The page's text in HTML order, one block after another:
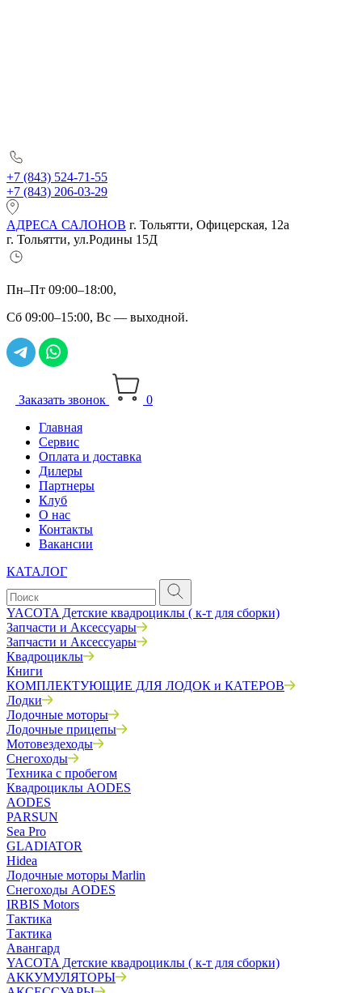
+7 (843) 524-71-55
+7 (843) 206-03-29
АДРЕСА САЛОНОВ г. Тольятти, Офицерская, 12а
г. Тольятти, ул.Родины 15Д
Пн–Пт 09:00–18:00,
Сб 09:00–15:00, Вс — выходной.
Заказать звонок
0
Главная
Сервис
Оплата и доставка
Дилеры
Партнеры
Клуб
О нас
Контакты
Вакансии
КАТАЛОГ
YACOTA Детские квадроциклы ( к-т для сборки)
Запчасти и Аксессуары
Запчасти и Аксессуары
Квадроциклы
Книги
КОМПЛЕКТУЮЩИЕ ДЛЯ ЛОДОК и КАТЕРОВ
Лодки
Лодочные моторы
Лодочные прицепы
Мотовездеходы
Снегоходы
Техника с пробегом
Квадроциклы AODES
AODES
PARSUN
Sea Pro
GLADIATOR
Hidea
Лодочные моторы Marlin
Снегоходы AODES
IRBIS Motors
Тактика
Тактика
Авангард
YACOTA Детские квадроциклы ( к-т для сборки)
АККУМУЛЯТОРЫ